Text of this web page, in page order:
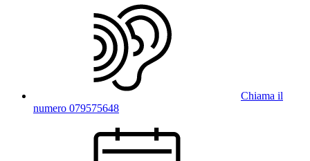
Chiama il
numero 079575648